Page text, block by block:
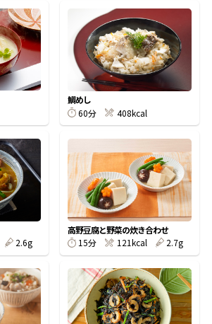
ストレートつゆ
『氷熟®』
手！簡単茶碗蒸し
鯛めし
60分
408kcal
2.6g
高野豆腐と野菜の炊き合わせ
15分
121kcal 2.7g